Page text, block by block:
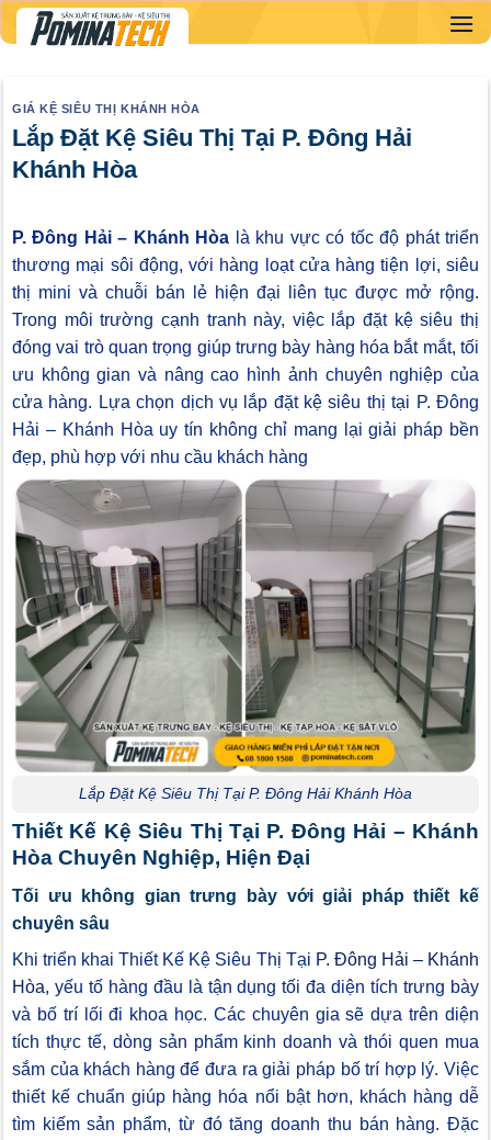
Skip
to
GIÁ KỆ SIÊU THỊ KHÁNH HÒA
Lắp Đặt Kệ Siêu Thị Tại P. Đông Hải
Khánh Hòa
P. Đông Hải – Khánh Hòa là khu vực có tốc độ phát triển
thương mại sôi động, với hàng loạt cửa hàng tiện lợi, siêu
thị mini và chuỗi bán lẻ hiện đại liên tục được mở rộng.
Trong môi trường cạnh tranh này, việc lắp đặt kệ siêu thị
đóng vai trò quan trọng giúp trưng bày hàng hóa bắt mắt, tối
ưu không gian và nâng cao hình ảnh chuyên nghiệp của
cửa hàng. Lựa chọn dịch vụ lắp đặt kệ siêu thị tại P. Đông
Hải – Khánh Hòa uy tín không chỉ mang lại giải pháp bền
đẹp, phù hợp với nhu cầu khách hàng
Lắp Đặt Kệ Siêu Thị Tại P. Đông Hải Khánh Hòa
Thiết Kế Kệ Siêu Thị Tại P. Đông Hải – Khánh
Hòa Chuyên Nghiệp, Hiện Đại
Tối ưu không gian trưng bày với giải pháp thiết kế
chuyên sâu
Khi triển khai Thiết Kế Kệ Siêu Thị Tại P. Đông Hải – Khánh
Hòa, yếu tố hàng đầu là tận dụng tối đa diện tích trưng bày
và bố trí lối đi khoa học. Các chuyên gia sẽ dựa trên diện
tích thực tế, dòng sản phẩm kinh doanh và thói quen mua
sắm của khách hàng để đưa ra giải pháp bố trí hợp lý. Việc
thiết kế chuẩn giúp hàng hóa nổi bật hơn, khách hàng dễ
tìm kiếm sản phẩm, từ đó tăng doanh thu bán hàng. Đặc